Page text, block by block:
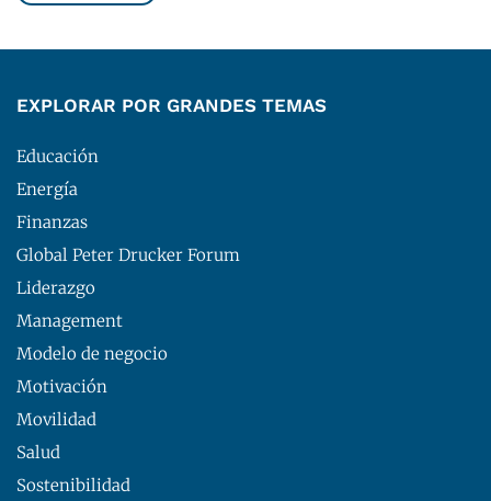
EXPLORAR POR GRANDES TEMAS
Educación
Energía
Finanzas
Global Peter Drucker Forum
Liderazgo
Management
Modelo de negocio
Motivación
Movilidad
Salud
Sostenibilidad